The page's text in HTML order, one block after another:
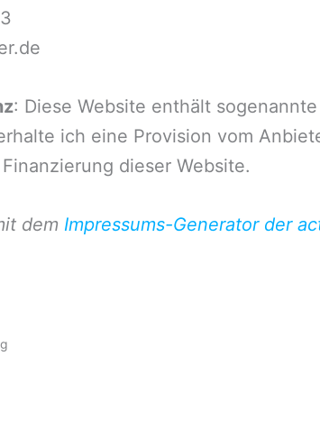
: Diese Website enthält
ich eine Provision vom
dieser Website.
dem Impressums-Generator der